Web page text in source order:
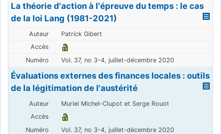
La théorie d'action à l'épreuve du temps : le cas
de la loi Lang (1981-2021)
Patrick Gibert
Vol. 37, no 3-4, juillet-décembre 2020
Évaluations externes des finances locales : outils
de la légitimation de l'austérité
Muriel Michel-Clupot et Serge Rouot
Vol. 37, no 3-4, juillet-décembre 2020